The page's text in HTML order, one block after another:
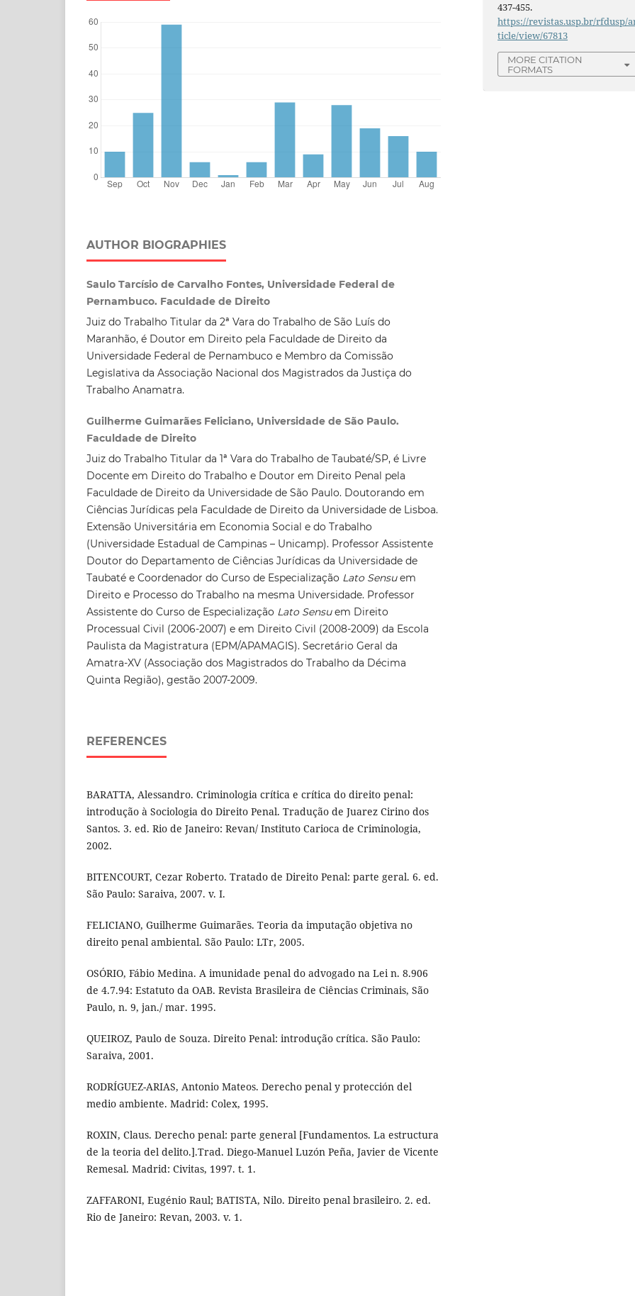
AUTHOR BIOGRAPHIES
Saulo Tarcísio de Carvalho Fontes, Universidade Federal de
Pernambuco. Faculdade de Direito
Juiz do Trabalho Titular da 2ª Vara do Trabalho de São Luís do
Maranhão, é Doutor em Direito pela Faculdade de Direito da
Universidade Federal de Pernambuco e Membro da Comissão
Legislativa da Associação Nacional dos Magistrados da Justiça do
Trabalho Anamatra.
Guilherme Guimarães Feliciano, Universidade de São Paulo.
Faculdade de Direito
Juiz do Trabalho Titular da 1ª Vara do Trabalho de Taubaté/SP, é Livre
Docente em Direito do Trabalho e Doutor em Direito Penal pela
Faculdade de Direito da Universidade de São Paulo. Doutorando em
Ciências Jurídicas pela Faculdade de Direito da Universidade de Lisboa.
Extensão Universitária em Economia Social e do Trabalho
(Universidade Estadual de Campinas – Unicamp). Professor Assistente
Doutor do Departamento de Ciências Jurídicas da Universidade de
Taubaté e Coordenador do Curso de Especialização Lato Sensuem
Direito e Processo do Trabalho na mesma Universidade. Professor
Assistente do Curso de Especialização Lato Sensuem Direito
Processual Civil (2006-2007) e em Direito Civil (2008-2009) da Escola
Paulista da Magistratura (EPM/APAMAGIS). Secretário Geral da
Amatra-XV (Associação dos Magistrados do Trabalho da Décima
Quinta Região), gestão 2007-2009.
REFERENCES
BARATTA, Alessandro. Criminologia crítica e crítica do direito penal:
introdução à Sociologia do Direito Penal. Tradução de Juarez Cirino dos
Santos. 3. ed. Rio de Janeiro: Revan/ Instituto Carioca de Criminologia,
2002.
BITENCOURT, Cezar Roberto. Tratado de Direito Penal: parte geral. 6. ed.
São Paulo: Saraiva, 2007. v. I.
FELICIANO, Guilherme Guimarães. Teoria da imputação objetiva no
direito penal ambiental. São Paulo: LTr, 2005.
OSÓRIO, Fábio Medina. A imunidade penal do advogado na Lei n. 8.906
de 4.7.94: Estatuto da OAB. Revista Brasileira de Ciências Criminais, São
Paulo, n. 9, jan./ mar. 1995.
QUEIROZ, Paulo de Souza. Direito Penal: introdução crítica. São Paulo:
Saraiva, 2001.
RODRÍGUEZ-ARIAS, Antonio Mateos. Derecho penal y protección del
medio ambiente. Madrid: Colex, 1995.
ROXIN, Claus. Derecho penal: parte general [Fundamentos. La estructura
de la teoria del delito.].Trad. Diego-Manuel Luzón Peña, Javier de Vicente
Remesal. Madrid: Civitas, 1997. t. 1.
ZAFFARONI, Eugénio Raul; BATISTA, Nilo. Direito penal brasileiro. 2. ed.
Rio de Janeiro: Revan, 2003. v. 1.
437-455.
https://revistas.usp.br/rfdusp/
ticle/view/67813
MORE CITATION
FORMATS